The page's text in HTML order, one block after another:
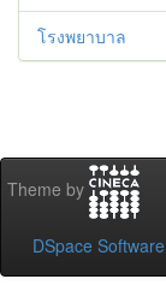
โรงพยาบาล
Theme by
DSpace Software